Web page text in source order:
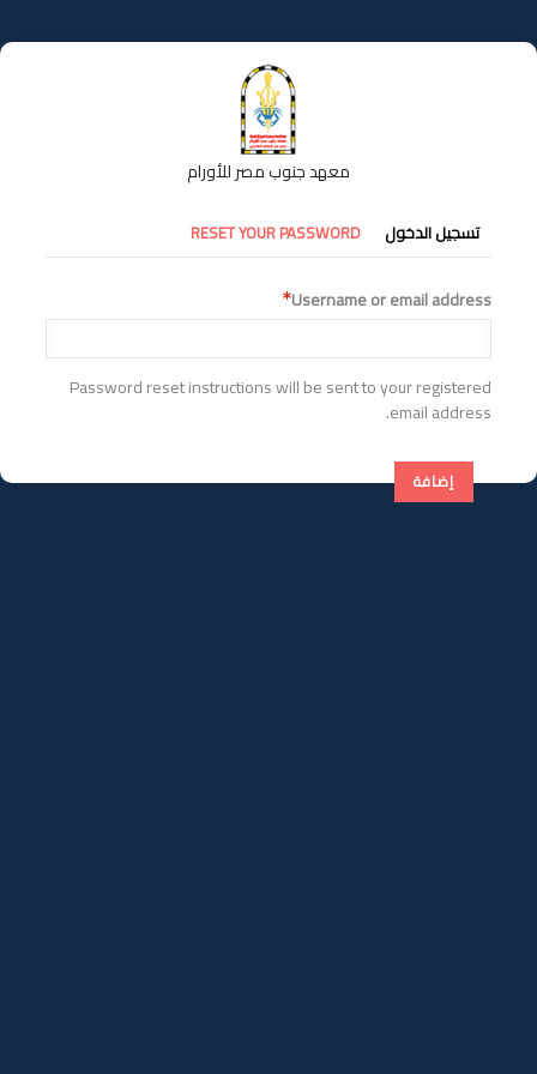
إلى
المحتوى
معهد جنوب مصر للأورام
التبويبات
الأساسية
تسجيل الدخول RESET YOUR PASSWORD
Username or email address
Password reset instructions will be sent to your registered
email address.